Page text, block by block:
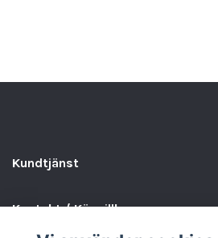
Kundtjänst
Kontakt / Köpvillkor